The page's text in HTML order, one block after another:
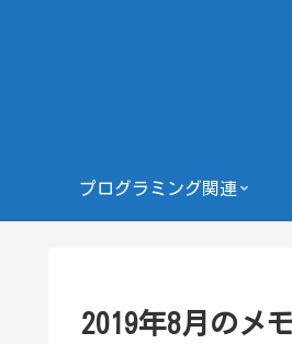
プログラミング関連
2019年8月のメ